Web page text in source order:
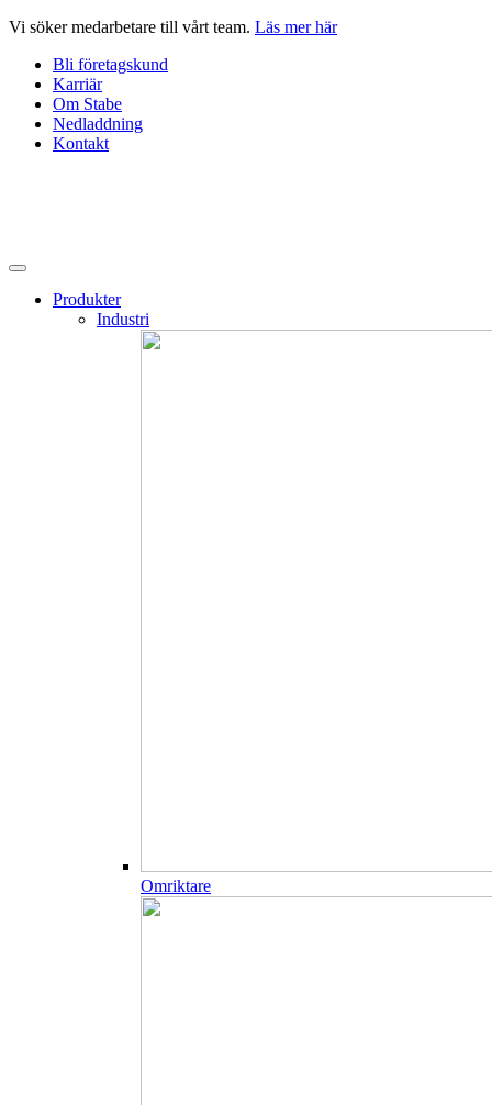
Hoppa
innehåll
Vi söker medarbetare till vårt team. Läs mer här
Bli företagskund
Karriär
Om Stabe
Nedladdning
Kontakt
Produkter
Industri
Omriktare